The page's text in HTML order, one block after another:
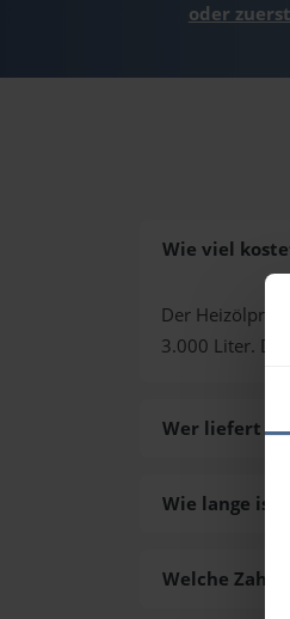
oder
Wie viel
Der
3.000 Liter.
Wer liefert
Wie lange ist
Welche